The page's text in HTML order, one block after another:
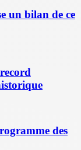
un bilan de ce
des